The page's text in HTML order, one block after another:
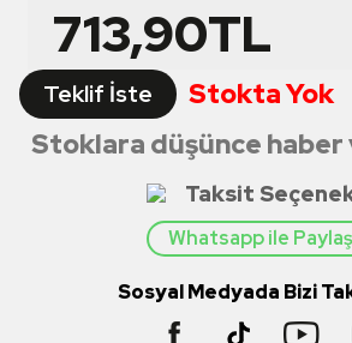
713,90TL
Teklif İste
Stokta Yok
Stoklara düşünce haber
Taksit
Whatsapp ile
Sosyal Medyada Bizi